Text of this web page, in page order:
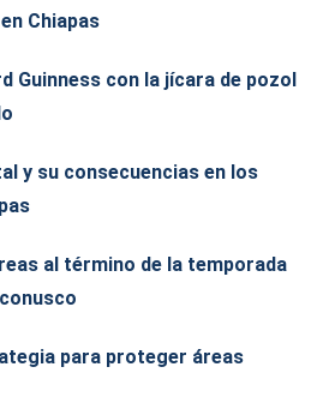
Chiapas
Guinness con la jícara de pozol
y su consecuencias en los
al término de la temporada
para proteger áreas